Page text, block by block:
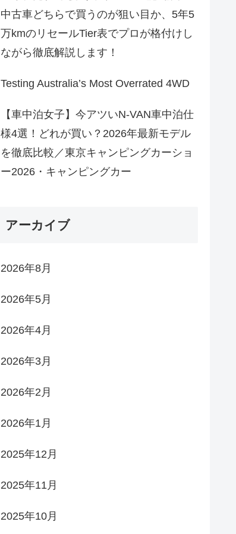
中古車どちらで買うのが狙い目か、5年5
万kmのリセールTier表でプロが格付けし
ながら徹底解説します！
Testing Australia’s Most Overrated 4WD
【車中泊女子】今アツいN-VAN車中泊仕
様4選！どれが買い？2026年最新モデル
を徹底比較／東京キャンピングカーショ
ー2026・キャンピングカー
アーカイブ
2026年8月
2026年5月
2026年4月
2026年3月
2026年2月
2026年1月
2025年12月
2025年11月
2025年10月